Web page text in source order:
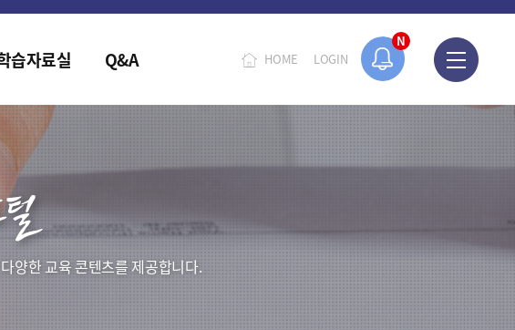
N
HOME LOGIN
습자료실 Q&A
양한 교육 콘텐츠를 제공합니다.